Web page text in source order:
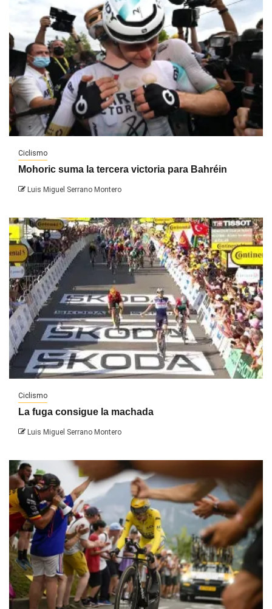
Ciclismo
Mohoric suma la tercera victoria para Bahréin
Luis Miguel Serrano Montero
Ciclismo
La fuga consigue la machada
Luis Miguel Serrano Montero